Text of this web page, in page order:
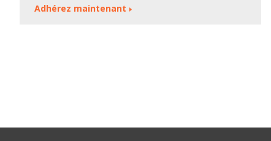
Adhérez maintenant